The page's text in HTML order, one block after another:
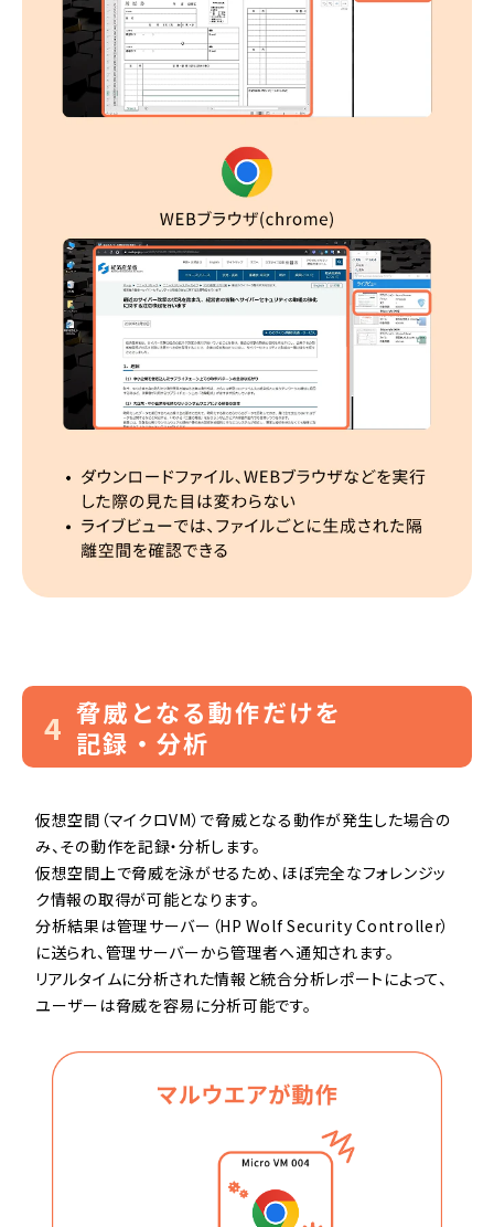
4 脅威となる動作だけを
記録・分析
仮想空間（マイクロVM）で脅威となる動作が発生した場合の
み、その動作を記録・分析します。
仮想空間上で脅威を泳がせるため、ほぼ完全なフォレンジッ
ク情報の取得が可能となります。
分析結果は管理サーバー（HP Wolf Security Controller）
に送られ、管理サーバーから管理者へ通知されます。
リアルタイムに分析された情報と統合分析レポートによって、
ユーザーは脅威を容易に分析可能です。